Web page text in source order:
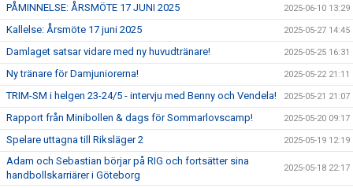
PÅMINNELSE: ÅRSMÖTE 17 JUNI 2025 2025-06-10 13:29
Kallelse: Årsmöte 17 juni 2025 2025-05-27 14:45
Damlaget satsar vidare med ny huvudtränare! 2025-05-25 16:31
Ny tränare för Damjuniorerna! 2025-05-22 21:11
TRIM-SM i helgen 23-24/5 - intervju med Benny och Vendela! 2025-05-21 21:07
Rapport från Minibollen & dags för Sommarlovscamp! 2025-05-20 09:17
Spelare uttagna till Riksläger 2 2025-05-19 12:19
Adam och Sebastian börjar på RIG och fortsätter sina
handbollskarriärer i Göteborg
2025-05-18 22:17